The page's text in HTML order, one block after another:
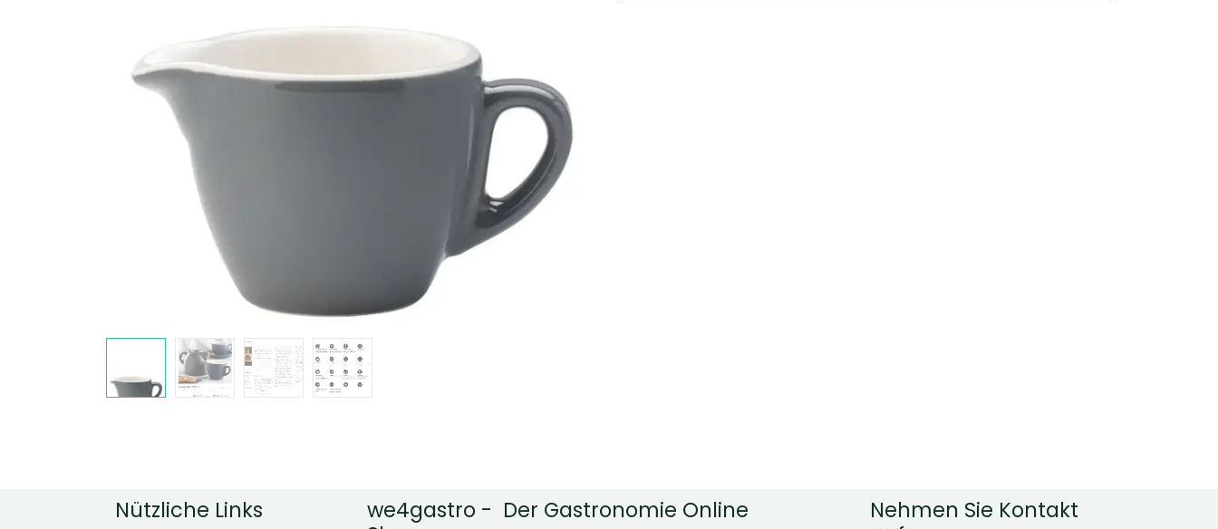
Nützliche Links
we4gastro - Der Gastronomie Online
Nehmen Sie Kontakt